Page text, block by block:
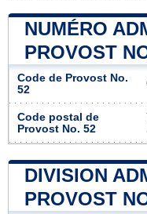
NUMÉRO
PROVOST
Code de Provost No.
52
Code postal de
Provost No. 52
DIVISION
PROVOST